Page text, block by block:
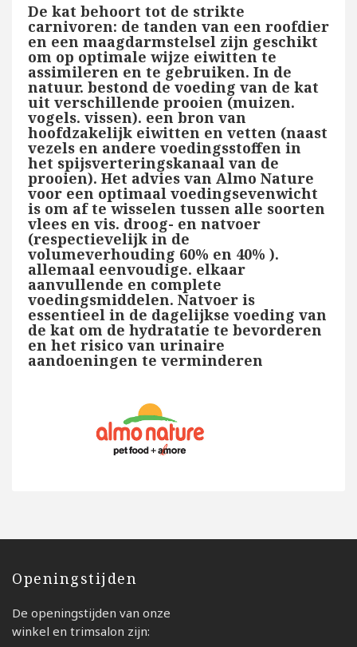
De kat behoort tot de strikte
carnivoren: de tanden van een roofdier
en een maagdarmstelsel zijn geschikt
om op optimale wijze eiwitten te
assimileren en te gebruiken. In de
natuur. bestond de voeding van de kat
uit verschillende prooien (muizen.
vogels. vissen). een bron van
hoofdzakelijk eiwitten en vetten (naast
vezels en andere voedingsstoffen in
het spijsverteringskanaal van de
prooien). Het advies van Almo Nature
voor een optimaal voedingsevenwicht
is om af te wisselen tussen alle soorten
vlees en vis. droog- en natvoer
(respectievelijk in de
volumeverhouding 60% en 40% ).
allemaal eenvoudige. elkaar
aanvullende en complete
voedingsmiddelen. Natvoer is
essentieel in de dagelijkse voeding van
de kat om de hydratatie te bevorderen
en het risico van urinaire
aandoeningen te verminderen
Openingstijden
De openingstijden van onze
winkel en trimsalon zijn: